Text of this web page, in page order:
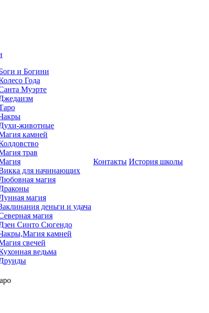
и Богини
Года
Муэрте
животные
камней
трав
для начинающих
магия
магия
деньги и удача
магия
Синто Сюгендо
камней
свечей
ведьма
Контакты История школы